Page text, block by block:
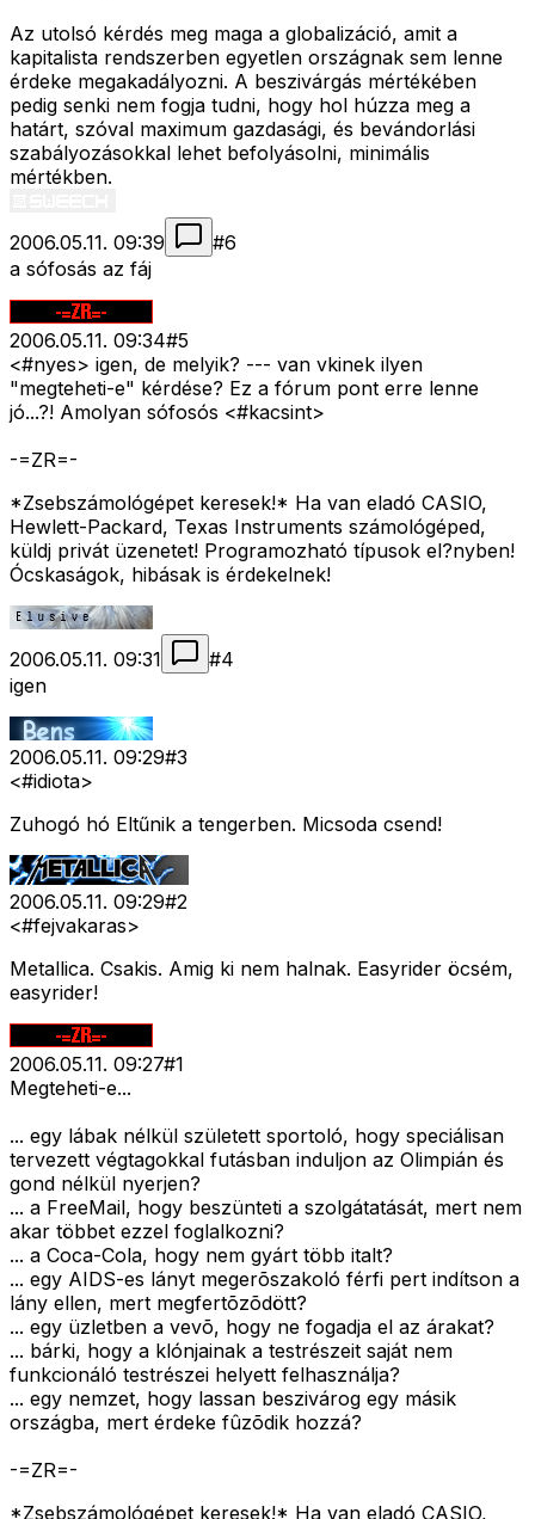
Az utolsó kérdés meg maga a globalizáció, amit a
kapitalista rendszerben egyetlen országnak sem lenne
érdeke megakadályozni. A beszivárgás mértékében
pedig senki nem fogja tudni, hogy hol húzza meg a
határt, szóval maximum gazdasági, és bevándorlási
szabályozásokkal lehet befolyásolni, minimális
mértékben.
2006.05.11. 09:39 #6
a sófosás az fáj
2006.05.11. 09:34#5
<#nyes> igen, de melyik? --- van vkinek ilyen
"megteheti-e" kérdése? Ez a fórum pont erre lenne
jó...?! Amolyan sófosós <#kacsint>
-=ZR=-
*Zsebszámológépet keresek!* Ha van eladó CASIO,
Hewlett-Packard, Texas Instruments számológéped,
küldj privát üzenetet! Programozható típusok el?nyben!
Ócskaságok, hibásak is érdekelnek!
2006.05.11. 09:31 #4
igen
2006.05.11. 09:29#3
<#idiota>
Zuhogó hó Eltűnik a tengerben. Micsoda csend!
2006.05.11. 09:29#2
<#fejvakaras>
Metallica. Csakis. Amig ki nem halnak. Easyrider öcsém,
easyrider!
2006.05.11. 09:27#1
Megteheti-e...
... egy lábak nélkül született sportoló, hogy speciálisan
tervezett végtagokkal futásban induljon az Olimpián és
gond nélkül nyerjen?
... a FreeMail, hogy beszünteti a szolgátatását, mert nem
akar többet ezzel foglalkozni?
... a Coca-Cola, hogy nem gyárt több italt?
... egy AIDS-es lányt megerõszakoló férfi pert indítson a
lány ellen, mert megfertõzõdött?
... egy üzletben a vevõ, hogy ne fogadja el az árakat?
... bárki, hogy a klónjainak a testrészeit saját nem
funkcionáló testrészei helyett felhasználja?
... egy nemzet, hogy lassan beszivárog egy másik
országba, mert érdeke fûzõdik hozzá?
-=ZR=-
*Zsebszámológépet keresek!* Ha van eladó CASIO,